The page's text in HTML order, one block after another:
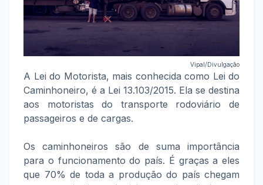
Vipal/Divulgação
A Lei do Motorista, mais conhecida como Lei do
Caminhoneiro, é a Lei 13.103/2015. Ela se destina
aos motoristas do transporte rodoviário de
passageiros e de cargas.
Os caminhoneiros são de suma importância
para o funcionamento do país. É graças a eles
que 70% de toda a produção do país chegam